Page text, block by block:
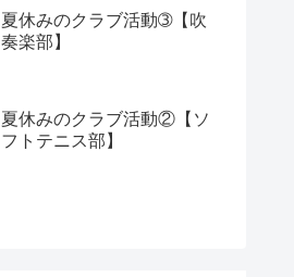
夏休みのクラブ活動➂【吹
奏楽部】
夏休みのクラブ活動②【ソ
フトテニス部】